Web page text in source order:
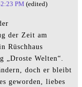
PM (edited)
der Zeit am
Rüschhaus
„Droste Welten“.
doch er bleibt
geworden, liebes